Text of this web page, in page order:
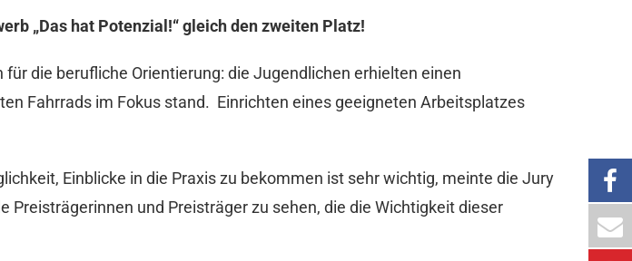
„Das hat Potenzial!“ gleich den zweiten Platz!
für die berufliche Orientierung: die Jugendlichen erhielten einen
Fahrrads im Fokus stand. Einrichten eines geeigneten Arbeitsplatzes
Einblicke in die Praxis zu bekommen ist sehr wichtig, meinte die Jury
Preisträgerinnen und Preisträger zu sehen, die die Wichtigkeit dieser